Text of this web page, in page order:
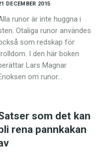
DECEMBER 2015
runor är inte huggna i
Otaliga runor användes
som redskap för
I den här boken
Lars Magnar
om runor…
som det kan
bli rena pannkakan